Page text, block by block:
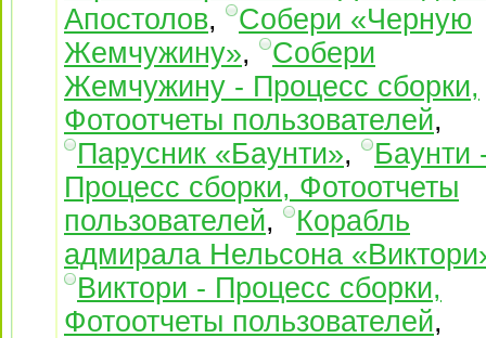
Апостолов,
Собери «Черную
Жемчужину»,
Собери
Жемчужину - Процесс сборки,
Фотоотчеты пользователей,
Парусник «Баунти»,
Баунти
Процесс сборки, Фотоотчеты
пользователей,
Корабль
адмирала Нельсона
Виктори - Процесс сборки,
Фотоотчеты пользователей,